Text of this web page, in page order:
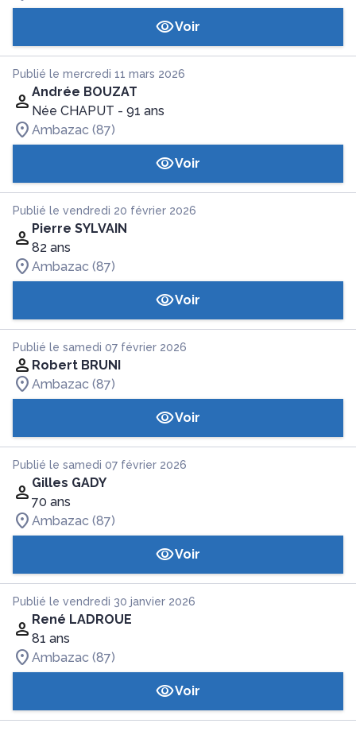
Voir
Publié le mercredi 11 mars 2026
Andrée BOUZAT
Née CHAPUT - 91 ans
Ambazac (87)
Voir
Publié le vendredi 20 février 2026
Pierre SYLVAIN
82 ans
Ambazac (87)
Voir
Publié le samedi 07 février 2026
Robert BRUNI
Ambazac (87)
Voir
Publié le samedi 07 février 2026
Gilles GADY
70 ans
Ambazac (87)
Voir
Publié le vendredi 30 janvier 2026
René LADROUE
81 ans
Ambazac (87)
Voir